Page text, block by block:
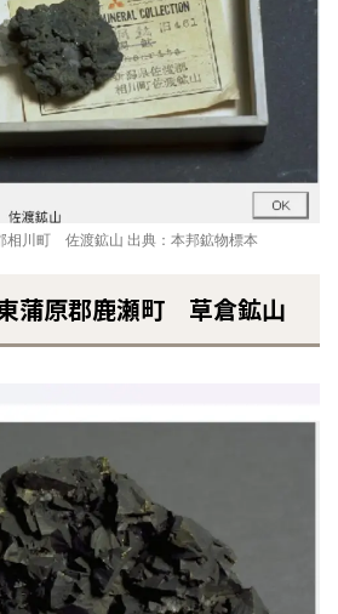
川町 佐渡鉱山 出典：本邦鉱物標本
蒲原郡鹿瀬町 草倉鉱山